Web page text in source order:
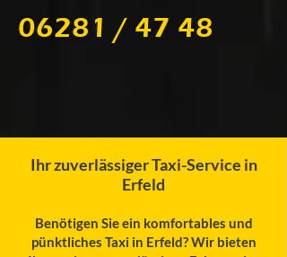
06281 / 47 48
Ihr zuverlässiger Taxi-Service in
Erfeld
Benötigen Sie ein komfortables und
pünktliches Taxi in Erfeld? Wir bieten